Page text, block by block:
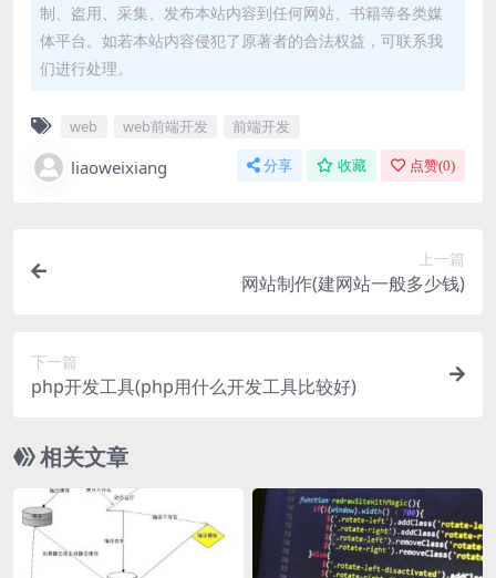
制、盗用、采集、发布本站内容到任何网站、书籍等各类媒
体平台。如若本站内容侵犯了原著者的合法权益，可联系我
们进行处理。
web web前端开发 前端开发
liaoweixiang 分享 收藏 点赞(0)
上一篇
网站制作(建网站一般多少钱)
下一篇
php开发工具(php用什么开发工具比较好)
相关文章